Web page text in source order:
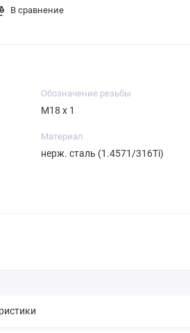
В сравнение
Обозначение резьбы
M18 x 1
Материал
нерж. сталь (1.4571/316Ti)